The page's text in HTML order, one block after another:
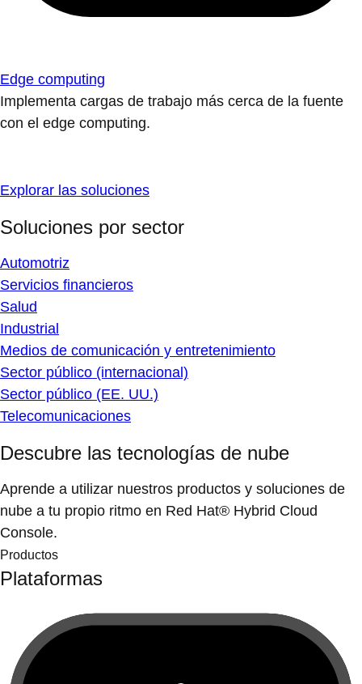
Edge computing
Implementa cargas de trabajo más cerca de la fuente
con el edge computing.
Explorar las soluciones
Soluciones por sector
Automotriz
Servicios financieros
Salud
Industrial
Medios de comunicación y entretenimiento
Sector público (internacional)
Sector público (EE. UU.)
Telecomunicaciones
Descubre las tecnologías de nube
Aprende a utilizar nuestros productos y soluciones de
nube a tu propio ritmo en Red Hat® Hybrid Cloud
Console.
Productos
Plataformas